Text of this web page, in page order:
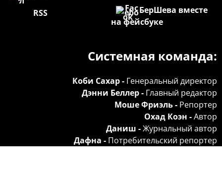
БерШева вместе
на фейсбуке
RSS
Системная команда:
Коби Сахар - Генеральный директор
Дэнни Беллер - Главный редактор
Моше Фриэль - Репортер
Охад Коэн -Автор
Даниш -Журнальный автор
Дафна - Потребительский репортер